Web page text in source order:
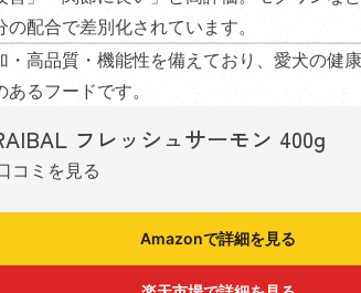
配合で差別化されています。
高品質・機能性を備えており、愛犬の健
るフードです。
フレッシュサーモン 400g
コミを見る
Amazonで詳細を見る